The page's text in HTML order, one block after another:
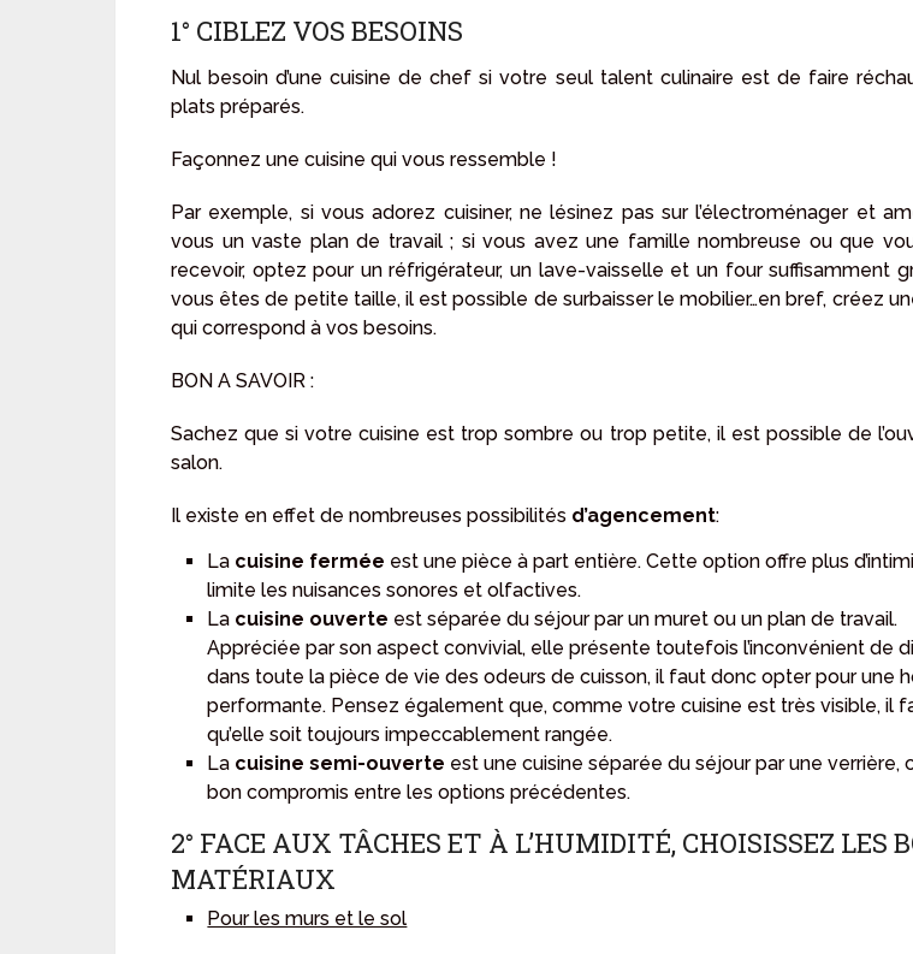
1° CIBLEZ VOS BESOINS
Nul besoin d’une cuisine de chef si votre seul talent culinaire est de faire
plats préparés.
Façonnez une cuisine qui vous ressemble !
Par exemple, si vous adorez cuisiner, ne lésinez pas sur l’électroménager et
vous un vaste plan de travail ; si vous avez une famille nombreuse ou que
recevoir, optez pour un réfrigérateur, un lave-vaisselle et un four suffisamment
vous êtes de petite taille, il est possible de surbaisser le mobilier…en bref, créez
qui correspond à vos besoins.
BON A SAVOIR :
Sachez que si votre cuisine est trop sombre ou trop petite, il est possible de
salon.
Il existe en effet de nombreuses possibilités d’agencement:
La cuisine fermée est une pièce à part entière. Cette option offre plus
limite les nuisances sonores et olfactives.
La cuisine ouverte est séparée du séjour par un muret ou un plan de travail.
Appréciée par son aspect convivial, elle présente toutefois l’inconvénient de
dans toute la pièce de vie des odeurs de cuisson, il faut donc opter pour une
performante. Pensez également que, comme votre cuisine est très visible, il
qu’elle soit toujours impeccablement rangée.
La cuisine semi-ouverte est une cuisine séparée du séjour par une verrière,
bon compromis entre les options précédentes.
2° FACE AUX TÂCHES ET À L’HUMIDITÉ, CHOISISSEZ LES
MATÉRIAUX
Pour les murs et le sol